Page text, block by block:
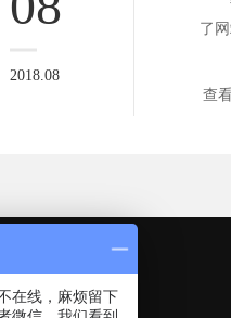
2018.08
了
查
在线，麻烦留下